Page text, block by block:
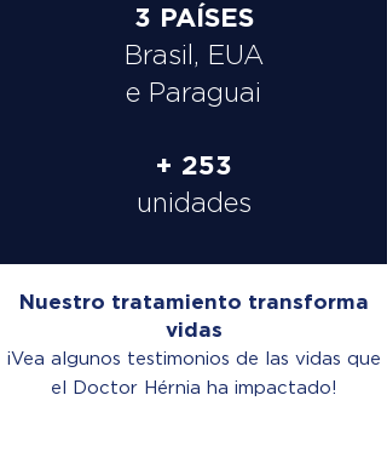
3 PAÍSES
Brasil, EUA
e Paraguai
+ 253
unidades
Nuestro tratamiento transforma
vidas
¡Vea algunos testimonios de las vidas que
el Doctor Hérnia ha impactado!